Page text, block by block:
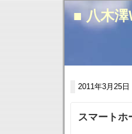
■ 八木
2011年3月25日
スマートホ